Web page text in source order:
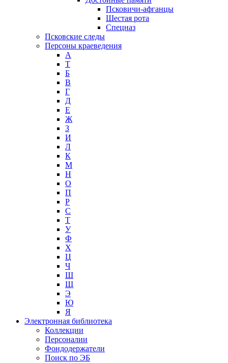
Псковичи-афганцы
Шестая рота
Спецназ
Псковские следы
Персоны краеведения
А
T
Б
В
Г
Д
Е
Ж
З
И
Л
К
М
Н
О
П
Р
С
Т
У
Ф
Х
Ц
Ч
Ш
Щ
Э
Ю
Я
Электронная библиотека
Коллекции
Персоналии
Фондодержатели
Поиск по ЭБ